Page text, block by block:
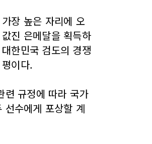
장 높은 자리에 오
진 은메달을 획득하
한민국 검도의 경쟁
이다.
련 규정에 따라 국가
선수에게 포상할 계